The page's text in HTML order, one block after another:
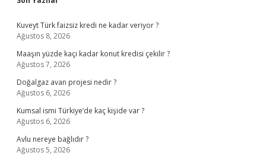
Sidebar
Kuveyt Türk faizsiz kredi ne kadar veriyor ?
Ağustos 8, 2026
Maaşın yüzde kaçı kadar konut kredisi çekilir ?
Ağustos 7, 2026
Doğalgaz avan projesi nedir ?
Ağustos 6, 2026
Kumsal ismi Türkiye’de kaç kişide var ?
Ağustos 6, 2026
Avlu nereye bağlıdır ?
Ağustos 5, 2026